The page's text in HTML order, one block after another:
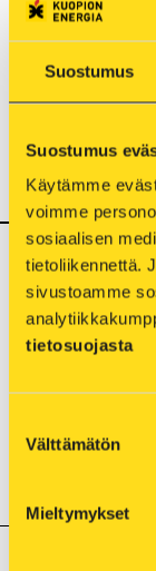
Suostumus
Suostumus
Käytämme
voimme
sosiaalisen
tietoliikennettä.
sivustoamme
tietosuojasta
valinta
Välttämätön
Mieltymykset
Haluamme
sähköasiat
arvioinnissa